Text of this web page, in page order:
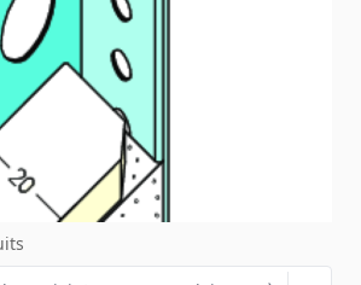
acier galvanisé pour installation sous
un joint creux de 6 mm. Pour
enduites d’un côté, par exemple dans
coulissants de plafonds ou de
de plâtre de 20 mm.
1375